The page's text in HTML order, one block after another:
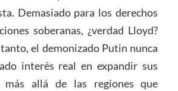
Demasiado para los derechos
soberanas, ¿verdad Lloyd?
el demonizado Putin nunca
interés real en expandir sus
más allá de las regiones que